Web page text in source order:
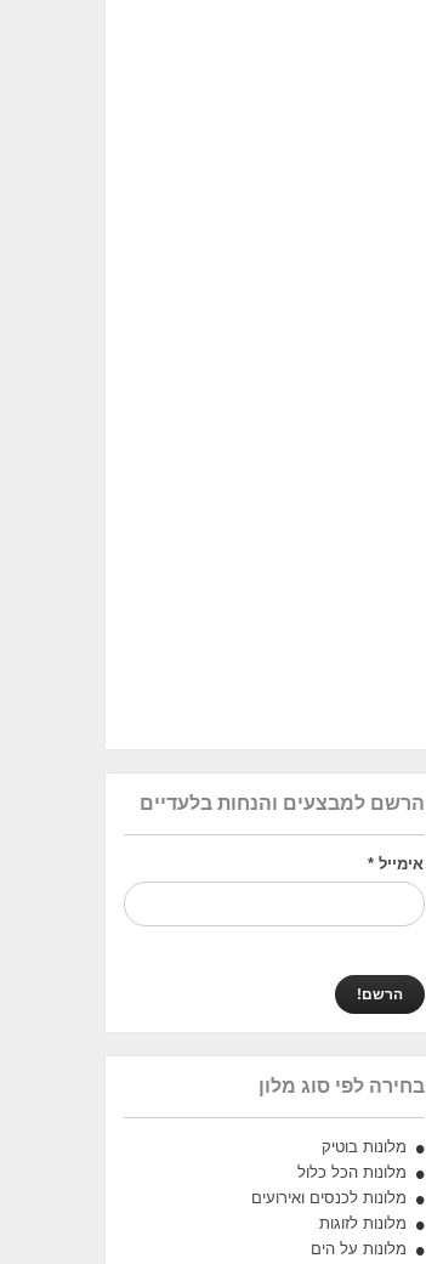
הרשם למבצעים והנחות בלעדיים
אימייל*
בחירה לפי סוג מלון
מלונות בוטיק
מלונות הכל כלול
מלונות לכנסים ואירועים
מלונות לזוגות
מלונות על הים